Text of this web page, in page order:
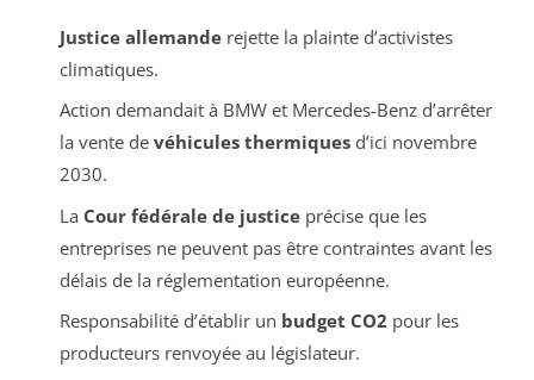
Justice allemanderejette la plainte d’activistes
climatiques.
Action demandait à BMW et Mercedes-Benz d’arrêter
la vente de véhicules thermiquesd’ici novembre
2030.
La Cour fédérale de justiceprécise que les
entreprises ne peuvent pas être contraintes avant les
délais de la réglementation européenne.
Responsabilité d’établir un budget CO2 pour les
producteurs renvoyée au législateur.